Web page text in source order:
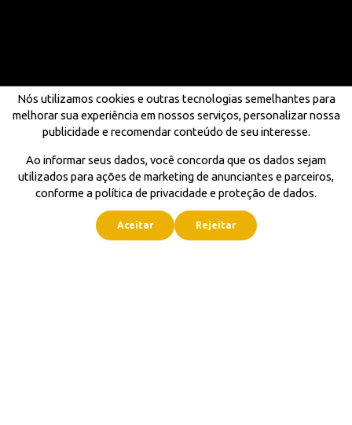
Nós utilizamos cookies e outras tecnologias semelhantes para
melhorar sua experiência em nossos serviços, personalizar nossa
publicidade e recomendar conteúdo de seu interesse.
Ao informar seus dados, você concorda que os dados sejam
utilizados para ações de marketing de anunciantes e parceiros,
conforme a política de privacidade e proteção de dados.
Aceitar Rejeitar